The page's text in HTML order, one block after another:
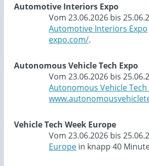
Automotive Interiors Expo
Vom 23.06.2026 bis
Automotive Interiors Expo
expo.com/.
Autonomous Vehicle Tech Expo
Vom 23.06.2026 bis
Autonomous Vehicle Tech
Vehicle Tech Week Europe
Vom 23.06.2026 bis
Europe in knapp 40